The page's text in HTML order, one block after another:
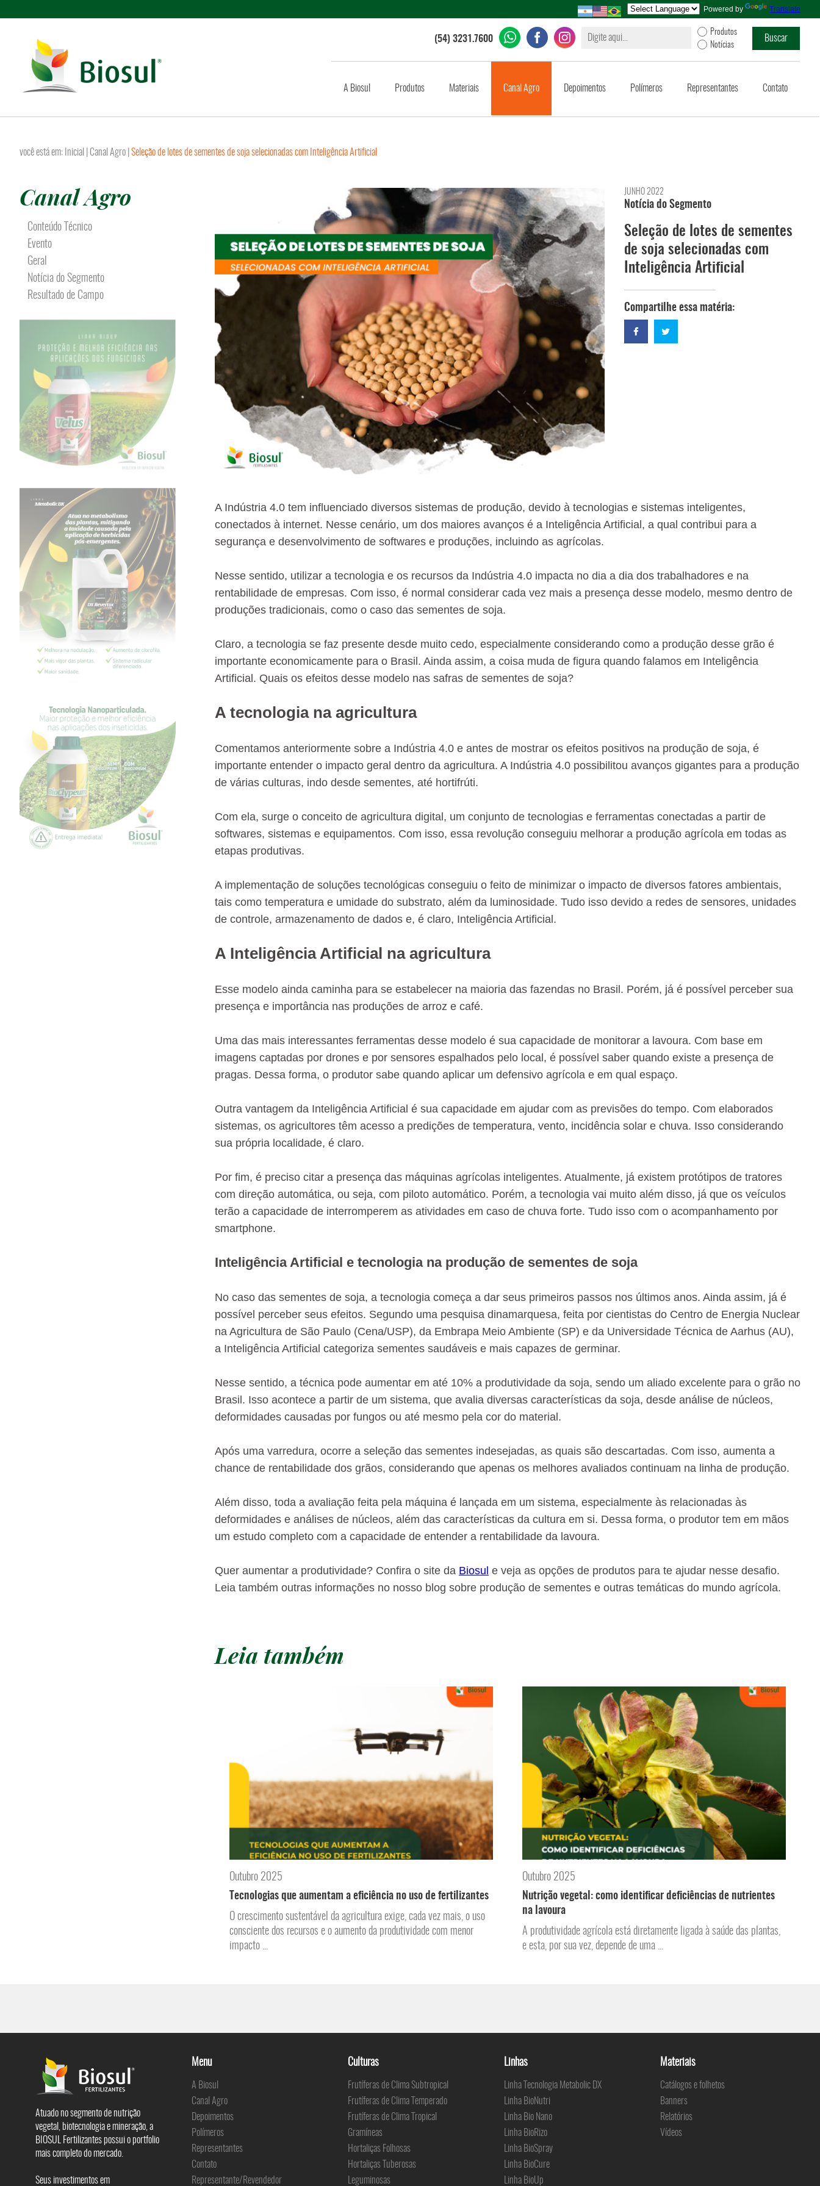
Powered by Translate
Produtos
Notícias
(54) 3231.7600
A Biosul Produtos Materiais Canal Agro Depoimentos Polímeros Representantes Contato
você está em: Inicial Canal Agro Seleção de lotes de sementes de soja selecionadas com Inteligência Artificial
Canal Agro
Conteúdo Técnico
Evento
Geral
Notícia do Segmento
Resultado de Campo
JUNHO 2022
Notícia do Segmento
Seleção de lotes de sementes
de soja selecionadas com
Inteligência Artificial
Compartilhe essa matéria:
A Indústria 4.0 tem influenciado diversos sistemas de produção, devido à tecnologias e sistemas inteligentes,
conectados à internet. Nesse cenário, um dos maiores avanços é a Inteligência Artificial, a qual contribui para a
segurança e desenvolvimento de softwares e produções, incluindo as agrícolas.
Nesse sentido, utilizar a tecnologia e os recursos da Indústria 4.0 impacta no dia a dia dos trabalhadores e na
rentabilidade de empresas. Com isso, é normal considerar cada vez mais a presença desse modelo, mesmo dentro de
produções tradicionais, como o caso das sementes de soja.
Claro, a tecnologia se faz presente desde muito cedo, especialmente considerando como a produção desse grão é
importante economicamente para o Brasil. Ainda assim, a coisa muda de figura quando falamos em Inteligência
Artificial. Quais os efeitos desse modelo nas safras de sementes de soja?
A tecnologia na agricultura
Comentamos anteriormente sobre a Indústria 4.0 e antes de mostrar os efeitos positivos na produção de soja, é
importante entender o impacto geral dentro da agricultura. A Indústria 4.0 possibilitou avanços gigantes para a produção
de várias culturas, indo desde sementes, até hortifrúti.
Com ela, surge o conceito de agricultura digital, um conjunto de tecnologias e ferramentas conectadas a partir de
softwares, sistemas e equipamentos. Com isso, essa revolução conseguiu melhorar a produção agrícola em todas as
etapas produtivas.
A implementação de soluções tecnológicas conseguiu o feito de minimizar o impacto de diversos fatores ambientais,
tais como temperatura e umidade do substrato, além da luminosidade. Tudo isso devido a redes de sensores, unidades
de controle, armazenamento de dados e, é claro, Inteligência Artificial.
A Inteligência Artificial na agricultura
Esse modelo ainda caminha para se estabelecer na maioria das fazendas no Brasil. Porém, já é possível perceber sua
presença e importância nas produções de arroz e café.
Uma das mais interessantes ferramentas desse modelo é sua capacidade de monitorar a lavoura. Com base em
imagens captadas por drones e por sensores espalhados pelo local, é possível saber quando existe a presença de
pragas. Dessa forma, o produtor sabe quando aplicar um defensivo agrícola e em qual espaço.
Outra vantagem da Inteligência Artificial é sua capacidade em ajudar com as previsões do tempo. Com elaborados
sistemas, os agricultores têm acesso a predições de temperatura, vento, incidência solar e chuva. Isso considerando
sua própria localidade, é claro.
Por fim, é preciso citar a presença das máquinas agrícolas inteligentes. Atualmente, já existem protótipos de tratores
com direção automática, ou seja, com piloto automático. Porém, a tecnologia vai muito além disso, já que os veículos
terão a capacidade de interromperem as atividades em caso de chuva forte. Tudo isso com o acompanhamento por
smartphone.
Inteligência Artificial e tecnologia na produção de sementes de soja
No caso das sementes de soja, a tecnologia começa a dar seus primeiros passos nos últimos anos. Ainda assim, já é
possível perceber seus efeitos. Segundo uma pesquisa dinamarquesa, feita por cientistas do Centro de Energia Nuclear
na Agricultura de São Paulo (Cena/USP), da Embrapa Meio Ambiente (SP) e da Universidade Técnica de Aarhus (AU),
a Inteligência Artificial categoriza sementes saudáveis e mais capazes de germinar.
Nesse sentido, a técnica pode aumentar em até 10% a produtividade da soja, sendo um aliado excelente para o grão no
Brasil. Isso acontece a partir de um sistema, que avalia diversas características da soja, desde análise de núcleos,
deformidades causadas por fungos ou até mesmo pela cor do material.
Após uma varredura, ocorre a seleção das sementes indesejadas, as quais são descartadas. Com isso, aumenta a
chance de rentabilidade dos grãos, considerando que apenas os melhores avaliados continuam na linha de produção.
Além disso, toda a avaliação feita pela máquina é lançada em um sistema, especialmente às relacionadas às
deformidades e análises de núcleos, além das características da cultura em si. Dessa forma, o produtor tem em mãos
um estudo completo com a capacidade de entender a rentabilidade da lavoura.
Quer aumentar a produtividade? Confira o site da Biosul e veja as opções de produtos para te ajudar nesse desafio.
Leia também outras informações no nosso blog sobre produção de sementes e outras temáticas do mundo agrícola.
Leia também
Outubro 2025
Tecnologias que aumentam a eficiência no uso de fertilizantes
O crescimento sustentável da agricultura exige, cada vez mais, o uso
consciente dos recursos e o aumento da produtividade com menor
impacto ...
Outubro 2025
Nutrição vegetal: como identificar deficiências de nutrientes
na lavoura
A produtividade agrícola está diretamente ligada à saúde das plantas,
e esta, por sua vez, depende de uma ...
Atuado no segmento de nutrição
vegetal, biotecnologia e mineração, a
BIOSUL Fertilizantes possui o portfolio
mais completo do mercado.
Seus investimentos em
Menu
A Biosul
Canal Agro
Depoimentos
Polímeros
Representantes
Contato
Representante/Revendedor
Culturas
Frutíferas de Clima Subtropical
Frutíferas de Clima Temperado
Frutíferas de Clima Tropical
Gramíneas
Hortaliças Folhosas
Hortaliças Tuberosas
Leguminosas
Linhas
Linha Tecnologia Metabolic DX
Linha BioNutri
Linha Bio Nano
Linha BioRizo
Linha BioSpray
Linha BioCure
Linha BioUp
Materiais
Catálogos e folhetos
Banners
Relatórios
Vídeos